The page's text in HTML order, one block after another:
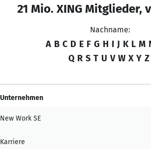
21 Mio. XING Mitglieder,
Nachname:
A B C D E F G H I J K L M
Q R S T U V W X Y Z
Unternehmen
New Work SE
Karriere